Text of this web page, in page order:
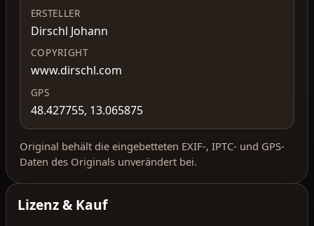
ERSTELLER
Dirschl Johann
COPYRIGHT
www.dirschl.com
GPS
48.427755, 13.065875
Original behält die eingebetteten EXIF-, IPTC- und GPS-
Daten des Originals unverändert bei.
Lizenz & Kauf